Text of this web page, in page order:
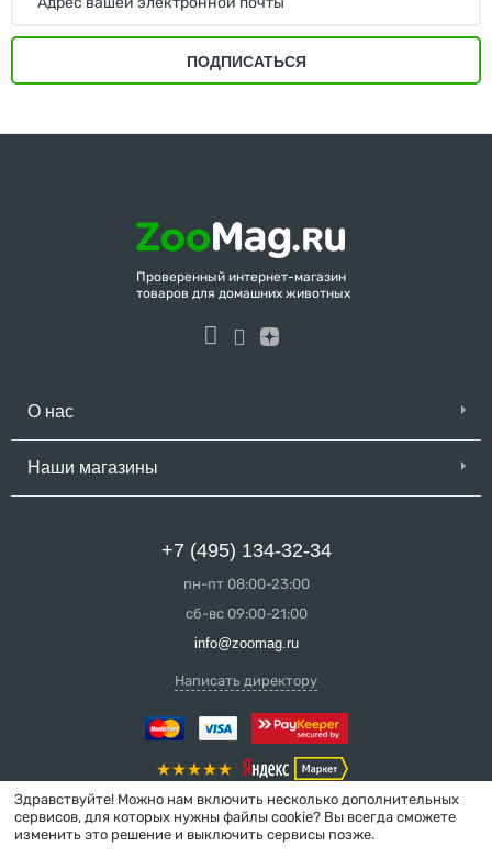
ПОДПИСАТЬСЯ
Проверенный интернет-магазин
товаров для домашних животных
О нас
Наши магазины
+7 (495) 134-32-34
пн-пт 08:00-23:00
сб-вс 09:00-21:00
info@zoomag.ru
Написать директору
Здравствуйте! Можно нам включить несколько дополнительных
сервисов, для которых нужны файлы cookie? Вы всегда сможете
изменить это решение и выключить сервисы позже.